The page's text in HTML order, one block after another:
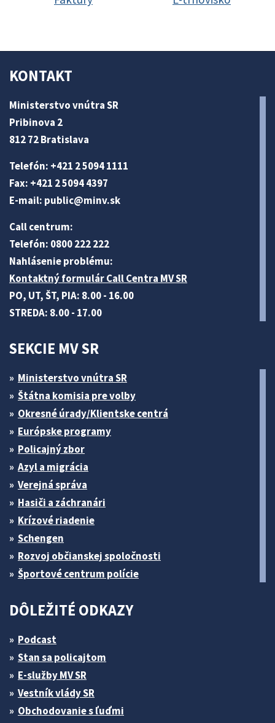
KONTAKT
Ministerstvo vnútra SR
Pribinova 2
812 72 Bratislava
Telefón: +421 2 5094 1111
Fax: +421 2 5094 4397
E-mail: public@minv.sk
Call centrum:
Telefón: 0800 222 222
Nahlásenie problému:
Kontaktný formulár Call Centra MV SR
PO, UT, ŠT, PIA: 8.00 - 16.00
STREDA: 8.00 - 17.00
SEKCIE MV SR
Ministerstvo vnútra SR
Štátna komisia pre volby
Okresné úrady/Klientske centrá
Európske programy
Policajný zbor
Azyl a migrácia
Verejná správa
Hasiči a záchranári
Krízové riadenie
Schengen
Rozvoj občianskej spoločnosti
Športové centrum polície
DÔLEŽITÉ ODKAZY
Podcast
Stan sa policajtom
E-služby MV SR
Vestník vlády SR
Obchodovanie s ľuďmi